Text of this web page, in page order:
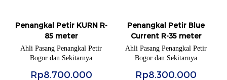
Penangkal Petir KURN R-
85 meter
Ahli Pasang Penangkal Petir
Bogor dan Sekitarnya
Rp8.700.000
Penangkal Petir Blue
Current R-35 meter
Ahli Pasang Penangkal Petir
Bogor dan Sekitarnya
Rp8.300.000